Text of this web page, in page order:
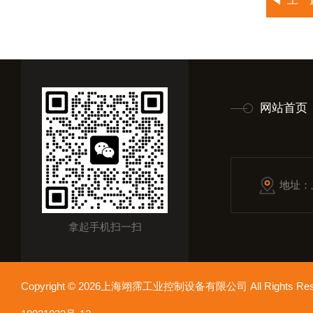
拿起手机扫一扫
网站首页
地址
Copyright © 2026上海翊霈工业控制设备有限公司 All Rights